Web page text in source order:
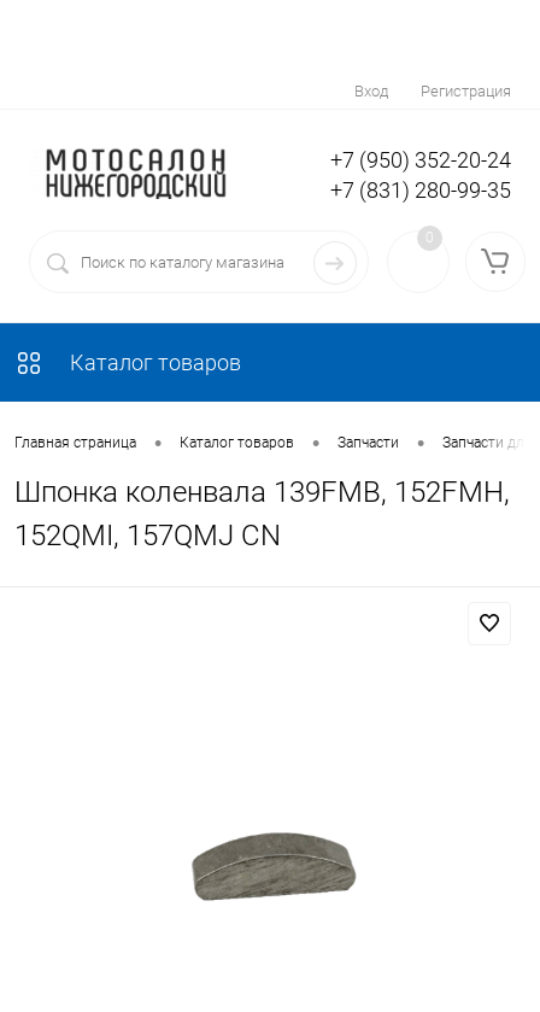
Вход Регистрация
+7 (950) 352-20-24
+7 (831) 280-99-35
0
Каталог товаров
Главная страница • Каталог товаров • Запчасти • Запчасти для
Шпонка коленвала 139FMB, 152FMH,
152QMI, 157QMJ CN